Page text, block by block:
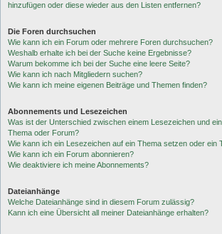
hinzufügen oder diese wieder aus den Listen entfernen?
Die Foren durchsuchen
Wie kann ich ein Forum oder mehrere Foren durchsuchen?
Weshalb erhalte ich bei der Suche keine Ergebnisse?
Warum bekomme ich bei der Suche eine leere Seite?
Wie kann ich nach Mitgliedern suchen?
Wie kann ich meine eigenen Beiträge und Themen finden?
Abonnements und Lesezeichen
Was ist der Unterschied zwischen einem Lesezeichen und
Thema oder Forum?
Wie kann ich ein Lesezeichen auf ein Thema setzen oder ein
Wie kann ich ein Forum abonnieren?
Wie deaktiviere ich meine Abonnements?
Dateianhänge
Welche Dateianhänge sind in diesem Forum zulässig?
Kann ich eine Übersicht all meiner Dateianhänge erhalten?